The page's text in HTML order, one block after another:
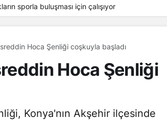
sporla buluşması için çalışıyor
Hoca Şenliği coşkuyla başladı
Hoca Şenliği
Konya'nın Akşehir ilçesinde